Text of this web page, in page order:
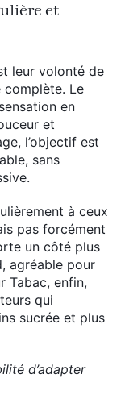
et
leur volonté de
complète. Le
en
et
l’objectif est
sans
à ceux
pas forcément
un côté plus
agréable pour
Tabac, enfin,
qui
sucrée et plus
d’adapter